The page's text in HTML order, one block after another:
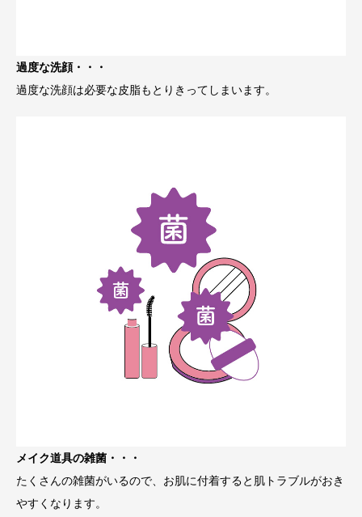
過度な洗顔・・・
過度な洗顔は必要な皮脂もとりきってしまいます。
メイク道具の雑菌・・・
たくさんの雑菌がいるので、お肌に付着すると肌トラブルがおき
やすくなります。